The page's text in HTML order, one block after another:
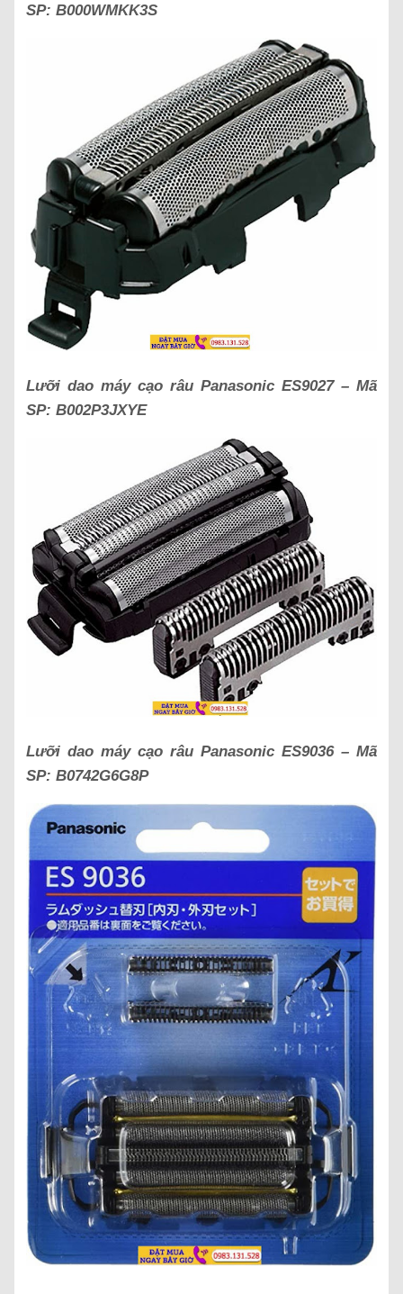
SP: B000WMKK3S
Lưỡi dao máy cạo râu Panasonic ES9027– Mã
SP: B002P3JXYE
Lưỡi dao máy cạo râu Panasonic ES9036– Mã
SP: B0742G6G8P